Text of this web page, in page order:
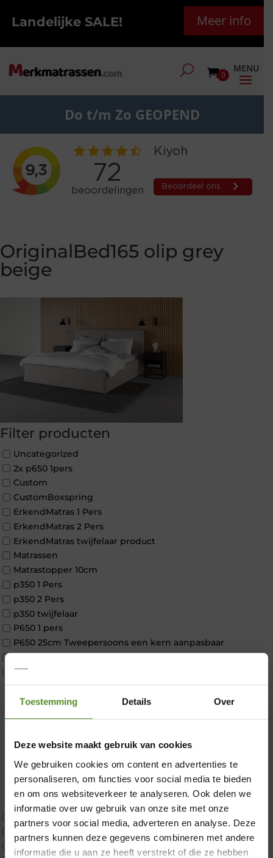
Toestemming Details Over
Deze website maakt gebruik van cookies
We gebruiken cookies om content en advertenties te
personaliseren, om functies voor social media te bieden
en om ons websiteverkeer te analyseren. Ook delen we
informatie over uw gebruik van onze site met onze
partners voor social media, adverteren en analyse. Deze
partners kunnen deze gegevens combineren met andere
informatie die u aan ze heeft verstrekt of die ze hebben
Landelijke SALE! Meer info
0
Do t/m Zo GEOPEND
OriginalBed165 olip grey
beige
Filter producten
Uncategorized
2x p650 1pers
Custom
CustomBoxspring
ErkendMatras 1 Pers
ErkendMatras 2 Pers
ErkendMatras twijfelaar product
Matrassen
Matrastopper 10cm
p350 1 Pers
p350 2 Pers
p350 twijfelaar
P650 1 pers
P650 25cm Tweepersoons een kern aanpasbaar
P650 Twijfelaar
Toppers
Maatvoering
1 persoon
Twijfelaar
Materiaal
Koudschuim
Traagschuim
Tweepersoons 1 kern
Tweepersoons 1 kern product
Tweepersoons 2 kernen
×